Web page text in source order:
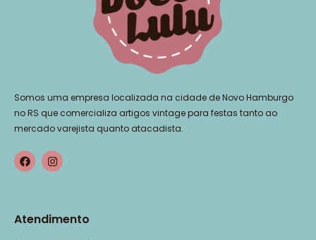
Somos uma empresa localizada na cidade de Novo Hamburgo
no RS que comercializa artigos vintage para festas tanto ao
mercado varejista quanto atacadista.
Atendimento